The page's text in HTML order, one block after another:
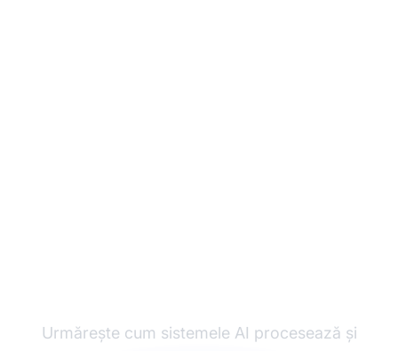
Urmărește cum sistemele AI procesează și